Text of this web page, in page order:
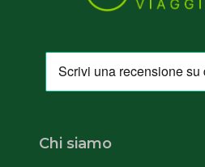
Chi siamo